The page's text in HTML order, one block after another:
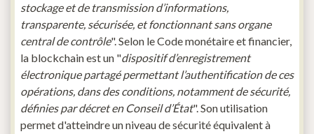
stockage et de transmission d’informations,
transparente, sécurisée, et fonctionnant sans organe
central de contrôle". Selon le Code monétaire et financier,
la blockchain est un "dispositif d’enregistrement
électronique partagé permettant l’authentification de ces
opérations, dans des conditions, notamment de sécurité,
définies par décret en Conseil d’État". Son utilisation
permet d'atteindre un niveau de sécurité équivalent à